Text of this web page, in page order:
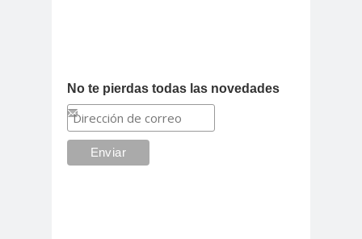
No te pierdas todas las novedades